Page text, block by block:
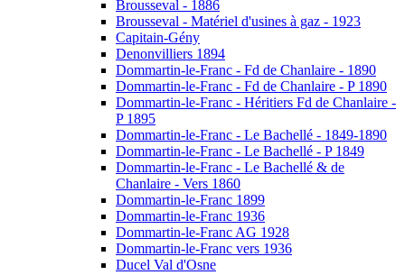
Brousseval - 1886
Brousseval - Matériel d'usines à gaz - 1923
Capitain-Gény
Denonvilliers 1894
Dommartin-le-Franc - Fd de Chanlaire - 1890
Dommartin-le-Franc - Fd de Chanlaire - P 1890
Dommartin-le-Franc - Héritiers Fd de Chanlaire -
P 1895
Dommartin-le-Franc - Le Bachellé - 1849-1890
Dommartin-le-Franc - Le Bachellé - P 1849
Dommartin-le-Franc - Le Bachellé & de
Chanlaire - Vers 1860
Dommartin-le-Franc 1899
Dommartin-le-Franc 1936
Dommartin-le-Franc AG 1928
Dommartin-le-Franc vers 1936
Ducel Val d'Osne